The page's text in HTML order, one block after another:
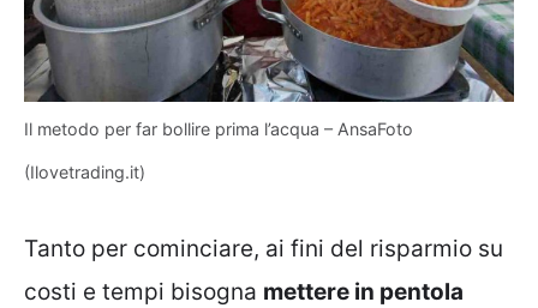
Il metodo per far bollire prima l’acqua – AnsaFoto
(Ilovetrading.it)
Tanto per cominciare, ai fini del risparmio su
costi e tempi bisogna mettere in pentola